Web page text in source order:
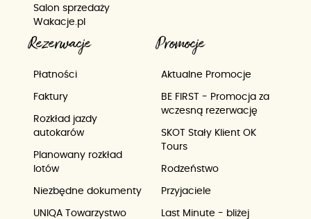
Salon sprzedaży
Wakacje.pl
Rezerwacje
Płatności
Faktury
Rozkład jazdy
autokarów
Planowany rozkład
lotów
Niezbędne dokumenty
UNIQA Towarzystwo
Promocje
Aktualne Promocje
BE FIRST - Promocja za
wczesną rezerwację
SKOT Stały Klient OK
Tours
Rodzeństwo
Przyjaciele
Last Minute - bliżej